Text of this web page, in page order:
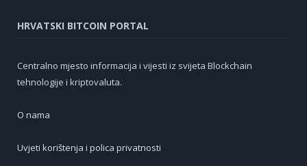
HRVATSKI BITCOIN PORTAL
Centralno mjesto informacija i vijesti iz svijeta Blockchain
tehnologije i kriptovaluta.
O nama
Uvjeti korištenja i polica privatnosti